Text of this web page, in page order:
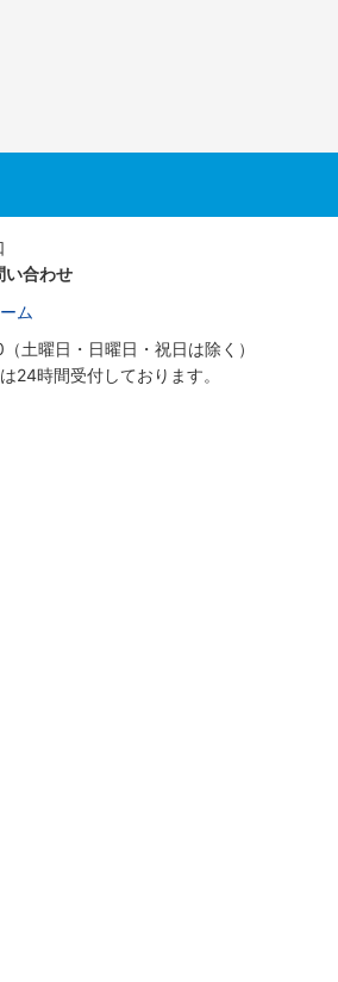
い合わせ
ム
土曜日・日曜日・祝日は除く）
24時間受付しております。